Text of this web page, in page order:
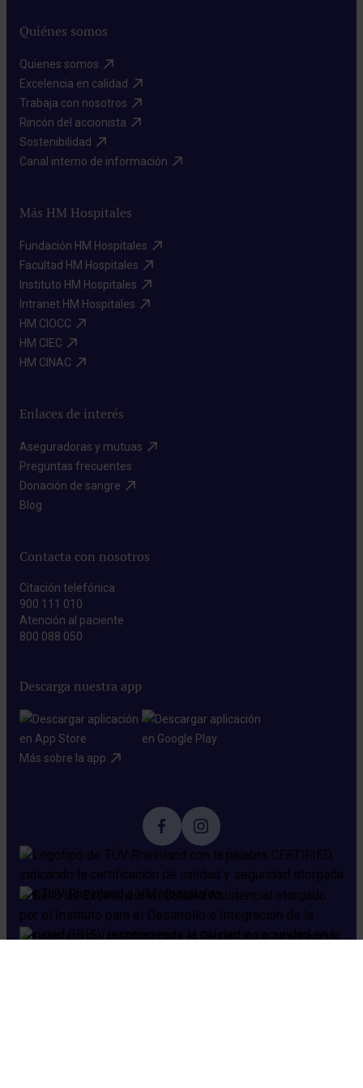
Quiénes somos
Quienes somos​
Excelencia en calidad​
Trabaja con nosotros​
Rincón del accionista​
Sostenibilidad​
Canal interno de información​
Más HM Hospitales
Fundación HM Hospitales​
Facultad HM Hospitales​
Instituto HM Hospitales​
Intranet HM Hospitales​
HM CIOCC​
HM CIEC​
HM CINAC​
Enlaces de interés
Aseguradoras y mutuas​
Preguntas frecuentes​
Donación de sangre​
Blog​
Contacta con nosotros
Citación telefónica
900 111 010
Atención al paciente
800 088 050
Descarga nuestra app
Más sobre la app​